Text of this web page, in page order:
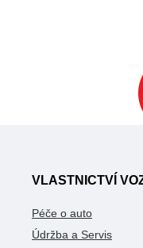
VLASTNICTVÍ
Péče o auto
Údržba a Servis